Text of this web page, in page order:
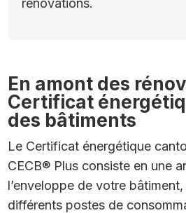
En amont des
Certificat
des bâtiments
Le Certificat énergétique
CECB® Plus consiste en une
l’enveloppe de votre
différents postes de